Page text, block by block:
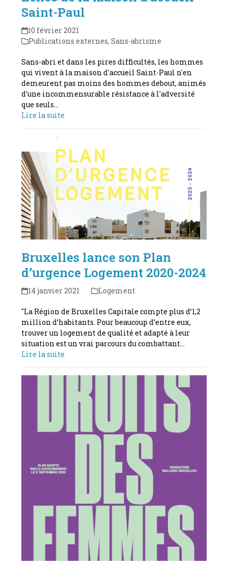
Saint-Paul
10 février 2021
Publications externes,Sans-abrisme
Sans-abri et dans les pires difficultés, les hommes
qui vivent à la maison d'accueil Saint-Paul n'en
demeurent pas moins des hommes debout, animés
d'une incommensurable résistance à l'adversité
que seuls…
Lire la suite
Bruxelles lance son Plan
d’urgence Logement 2020-2024
14 janvier 2021 Logement
"La Région de Bruxelles Capitale compte plus d’1,2
million d’habitants. Pour beaucoup d’entre eux,
trouver un logement de qualité et adapté à leur
situation est un vrai parcours du combattant…
Lire la suite